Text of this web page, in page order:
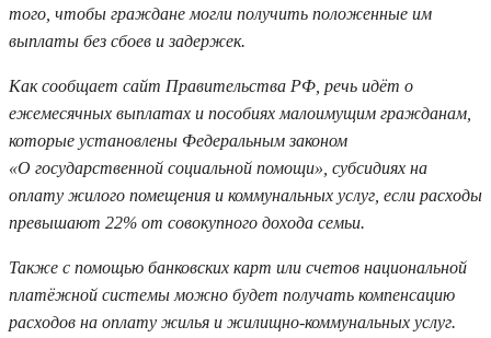
того, чтобы граждане могли получить положенные им
выплаты без сбоев и задержек.
Как сообщает сайт Правительства РФ, речь идёт о
ежемесячных выплатах и пособиях малоимущим гражданам,
которые установлены Федеральным законом
«О государственной социальной помощи», субсидиях на
оплату жилого помещения и коммунальных услуг, если расходы
превышают 22% от совокупного дохода семьи.
Также с помощью банковских карт или счетов национальной
платёжной системы можно будет получать компенсацию
расходов на оплату жилья и жилищно-коммунальных услуг.